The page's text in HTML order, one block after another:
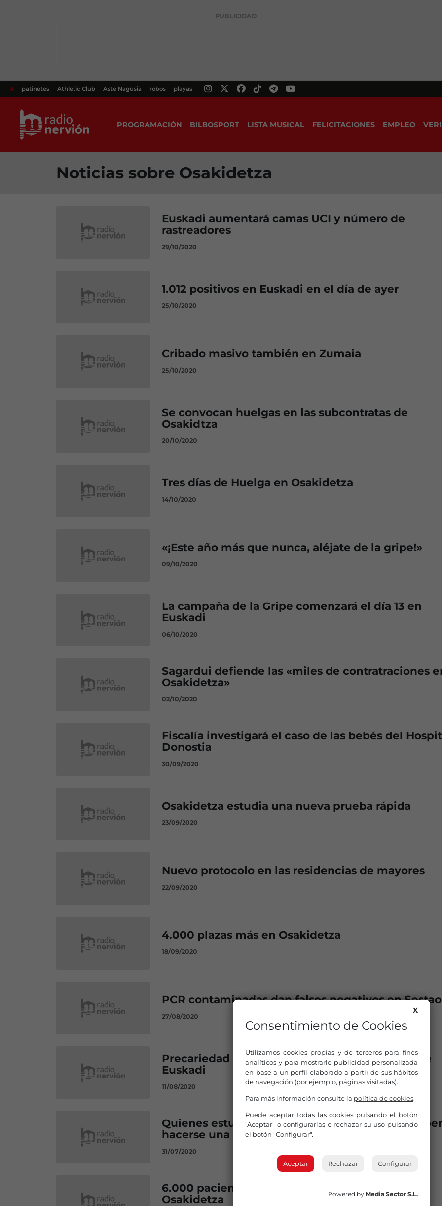
PUBLICIDAD
# patinetes Athletic Club Aste Nagusia robos playas
PROGRAMACIÓN BILBOSPORT LISTA MUSICAL FELICITACIONES EMPLEO
Noticias sobre Osakidetza
Euskadi aumentará camas UCI y número de
rastreadores
29/10/2020
1.012 positivos en Euskadi en el día de ayer
25/10/2020
Cribado masivo también en Zumaia
25/10/2020
Se convocan huelgas en las subcontratas de
Osakidtza
20/10/2020
Tres días de Huelga en Osakidetza
14/10/2020
«¡Este año más que nunca, aléjate de la gripe!»
09/10/2020
La campaña de la Gripe comenzará el día 13 en
Euskadi
06/10/2020
Sagardui defiende las «miles de contratraciones
Osakidetza»
02/10/2020
Fiscalía investigará el caso de las bebés del
Donostia
30/09/2020
Osakidetza estudia una nueva prueba rápida
23/09/2020
Nuevo protocolo en las residencias de mayores
22/09/2020
4.000 plazas más en Osakidetza
18/09/2020
PCR contaminadas dan falsos negativos en Sestao
27/08/2020
Precariedad en el transporte de emergencias de
Euskadi
11/08/2020
Quienes estuvieron el día 18 en Back&Stage
hacerse una PCR
31/07/2020
6.000 pacientes con VIH fueron atendidos por
Osakidetza
X
Consentimiento de Cookies
Utilizamos cookies propias y de terceros para fines
analíticos y para mostrarle publicidad personalizada
en base a un perfil elaborado a partir de sus hábitos
de navegación (por ejemplo, páginas visitadas).
Para más información consulte la política de cookies.
Puede aceptar todas las cookies pulsando el botón
"Aceptar" o configurarlas o rechazar su uso pulsando
el botón "Configurar".
Aceptar Rechazar Configurar
Powered by Media Sector S.L.